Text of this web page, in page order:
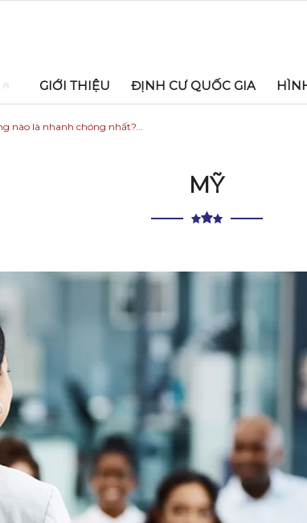
GIỚI THIỆU ĐỊNH CƯ QUỐC GIA
nào là nhanh chóng nhất?...
MỸ